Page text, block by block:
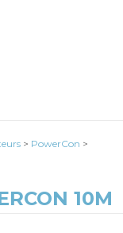
> PowerCon >
10M